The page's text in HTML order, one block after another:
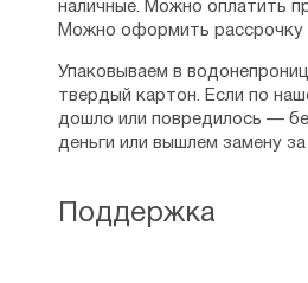
Поддержка
наличные. Можно оплатить
Можно оформить рассрочку
Упаковываем в
твердый картон. Если по
дошло или повредилось —
деньги или вышлем замену